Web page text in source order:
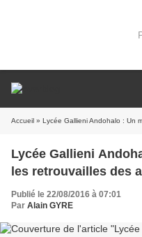
Accueil » Lycée Gallieni Andohalo : Un
Lycée Gallieni
les retrouvailles des
Publié le 22/08/2016 à 07:01
Par Alain GYRE